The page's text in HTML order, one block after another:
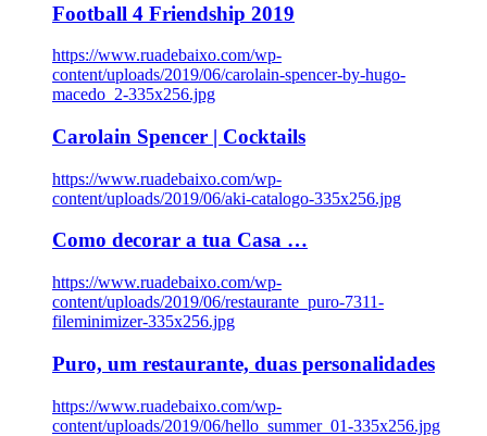
Football 4 Friendship 2019
https://www.ruadebaixo.com/wp-
content/uploads/2019/06/carolain-spencer-by-hugo-
macedo_2-335x256.jpg
Carolain Spencer | Cocktails
https://www.ruadebaixo.com/wp-
content/uploads/2019/06/aki-catalogo-335x256.jpg
Como decorar a tua Casa …
https://www.ruadebaixo.com/wp-
content/uploads/2019/06/restaurante_puro-7311-
fileminimizer-335x256.jpg
Puro, um restaurante, duas personalidades
https://www.ruadebaixo.com/wp-
content/uploads/2019/06/hello_summer_01-335x256.jpg